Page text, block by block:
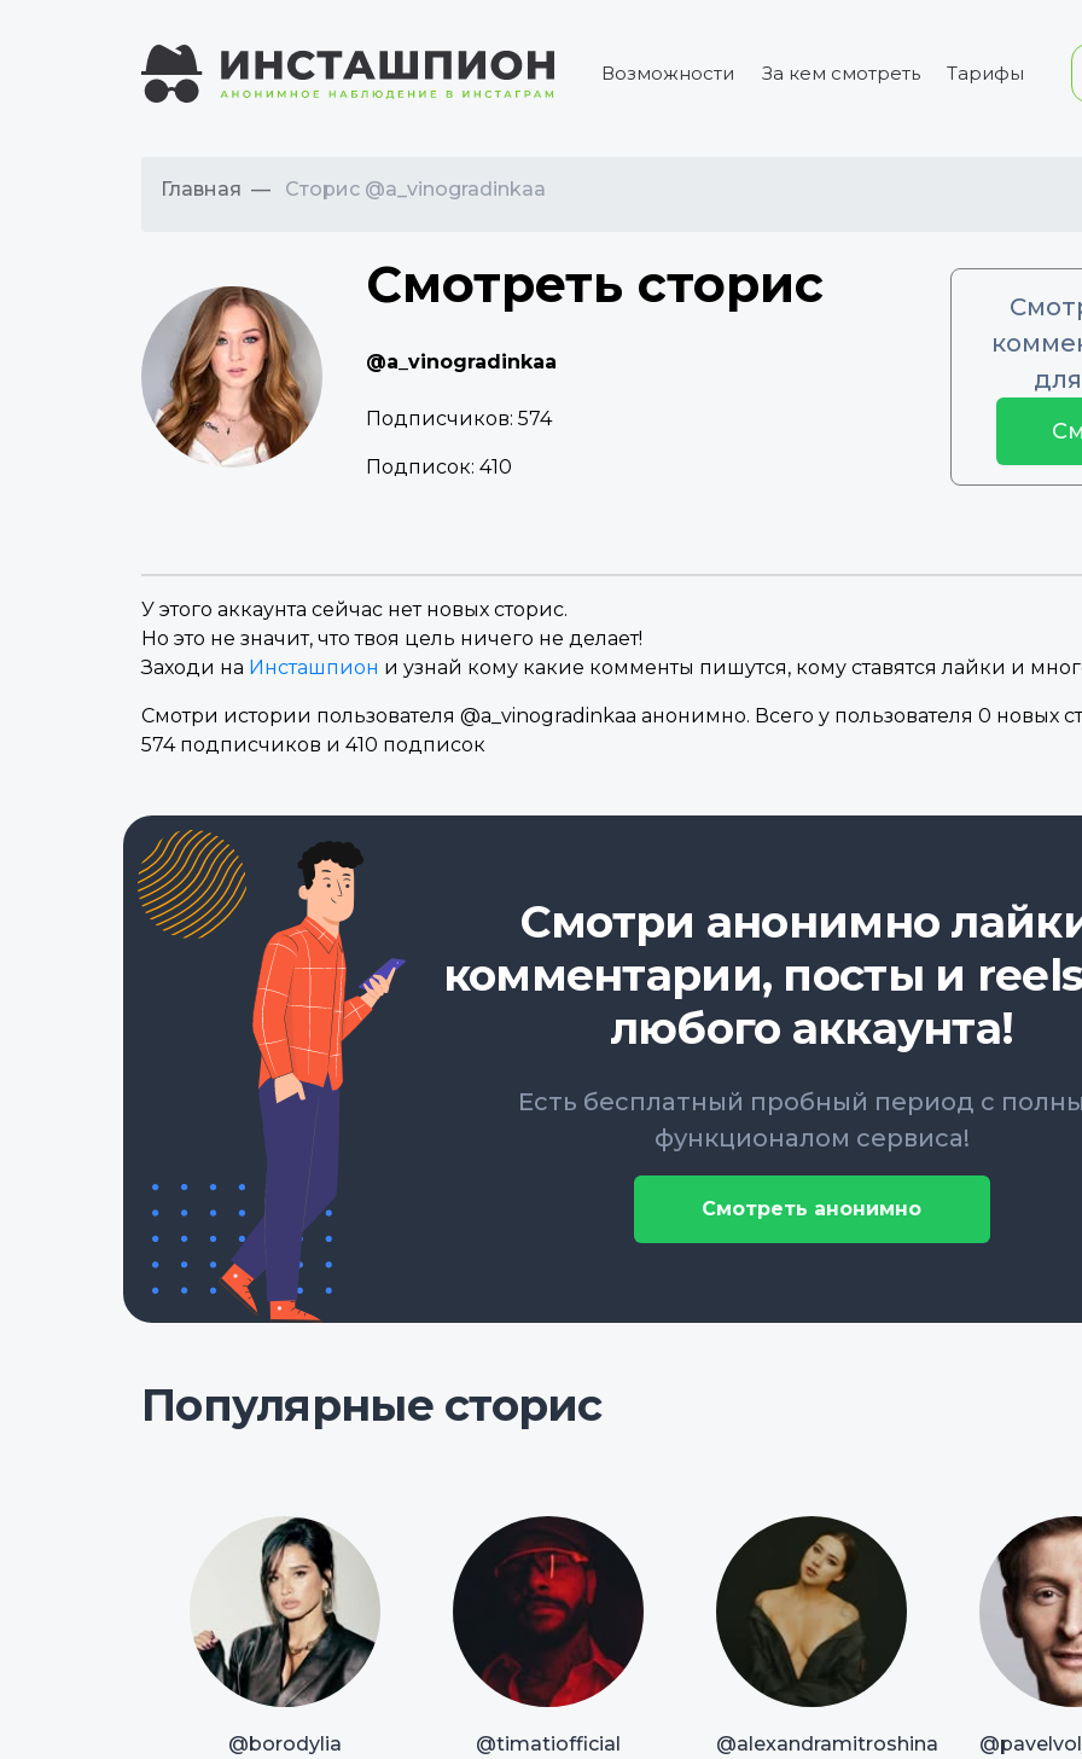
Возможности За кем смотреть Тарифы
Главная Сторис @a_vinogradinkaa
Смотреть сторис
@a_vinogradinkaa
Подписчиков: 574
Подписок: 410
У этого аккаунта сейчас нет новых сторис.
Но это не значит, что твоя цель ничего не делает!
Заходи на Инсташпион и узнай кому какие комменты пишутся, кому ставятся лайки и
Смотри истории пользователя @a_vinogradinkaa анонимно. Всего у пользователя 0 новых
574 подписчиков и 410 подписок
Смотри анонимно
комментарии, посты и
любого аккаунта!
Есть бесплатный пробный период с
функционалом сервиса!
Смотреть анонимно
Популярные сторис
@borodylia @timatiofficial @alexandramitroshina